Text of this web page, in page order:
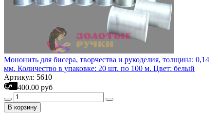
Мононить для бисера, творчества и рукоделия, толщина: 0,14
мм. Количество в упаковке: 20 шт. по 100 м. Цвет: белый
Артикул: 5610
400.00 руб
В корзину